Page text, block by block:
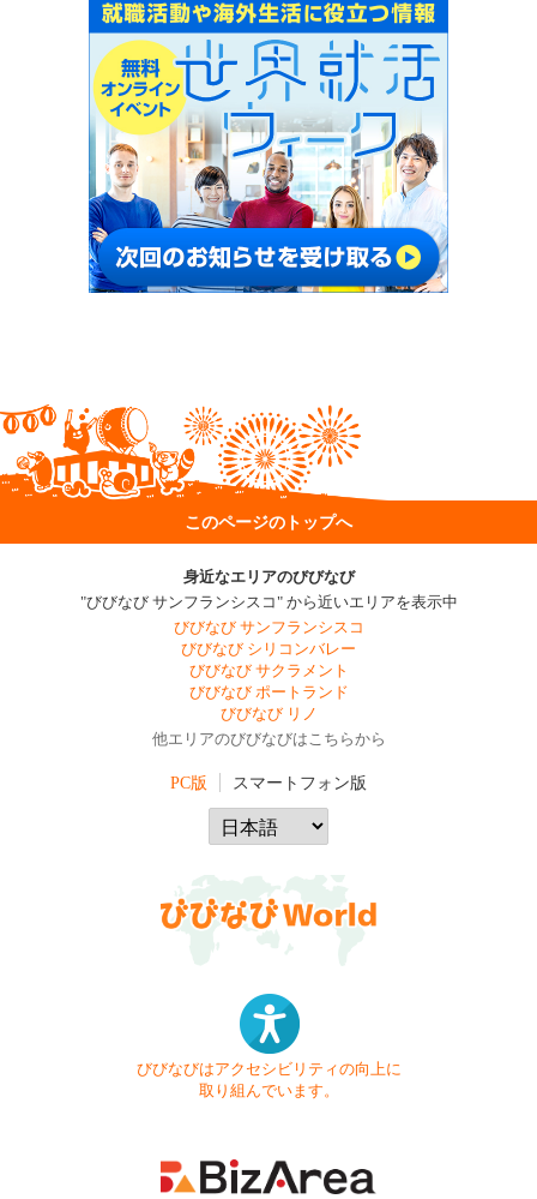
このページのトップへ
身近なエリアのびびなび
"びびなび サンフランシスコ" から近いエリアを表示中
びびなび サンフランシスコ
びびなび シリコンバレー
びびなび サクラメント
びびなび ポートランド
びびなび リノ
他エリアのびびなびはこちらから
PC版 スマートフォン版
びびなびはアクセシビリティの向上に
取り組んでいます。